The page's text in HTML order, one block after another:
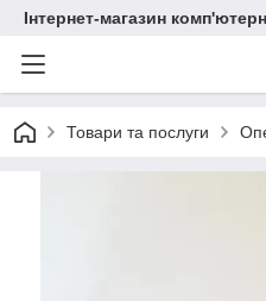
Інтернет-магазин
Товари та послуги